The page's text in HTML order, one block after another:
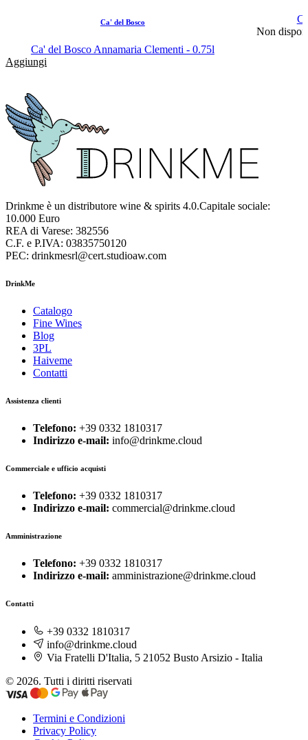
Ca' del Bosco
Ca' del Bosco Annamaria Clementi - 0.75l
Aggiungi
Non
Drinkme è un distributore wine & spirits 4.0.Capitale sociale:
10.000 Euro
REA di Varese: 382556
C.F. e P.IVA: 03835750120
PEC: drinkmesrl@cert.studioaw.com
DrinkMe
Catalogo
Fine Wines
Blog
3PL
Haiveme
Contatti
Assistenza clienti
Telefono: +39 0332 1810317
Indirizzo e-mail: info@drinkme.cloud
Commerciale e ufficio acquisti
Telefono: +39 0332 1810317
Indirizzo e-mail: commercial@drinkme.cloud
Amministrazione
Telefono: +39 0332 1810317
Indirizzo e-mail: amministrazione@drinkme.cloud
Contatti
+39 0332 1810317
info@drinkme.cloud
Via Fratelli D'Italia, 5 21052 Busto Arsizio - Italia
© 2026. Tutti i diritti riservati
Termini e Condizioni
Privacy Policy